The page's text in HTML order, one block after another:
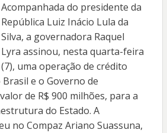
Acompanhada do presidente da
República Luiz Inácio Lula da
Silva, a governadora Raquel
Lyra assinou, nesta quarta-feira
(7), uma operação de crédito
e o Governo de
de R$ 900 milhões, para a
do Estado. A
no Compaz Ariano Suassuna,